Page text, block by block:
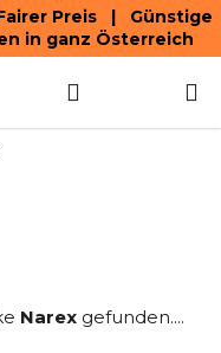
Preis | Günstige
in ganz Österreich
Narex gefunden....